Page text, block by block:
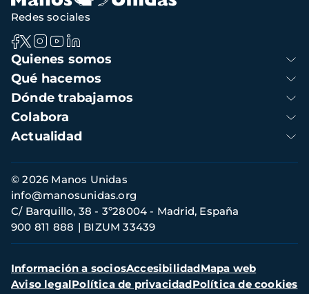
Navegación
principal
Quienes somos
Qué hacemos
Dónde trabajamos
Colabora
Actualidad
Redes sociales
Información
de
contacto
© 2026 Manos Unidas
C/ Barquillo, 38 - 3º28004 - Madrid, España
900 811 888
BIZUM 33439
info@manosunidas.org
Menú
secundario
Información a sociosAccesibilidadMapa web
Aviso legalPolítica de privacidadPolítica de cookies